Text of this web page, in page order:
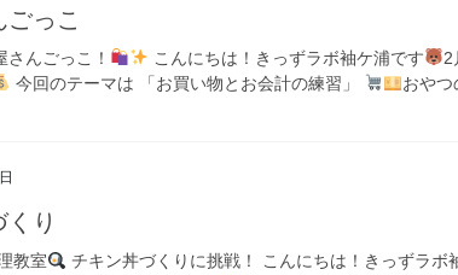
っこ
んごっこ！ こんにちは！きっずラボ袖ケ浦です
2
今回のテーマは 「お買い物とお会計の練習」
おや
り
教室 チキン丼づくりに挑戦！ こんにちは！きっずラボ